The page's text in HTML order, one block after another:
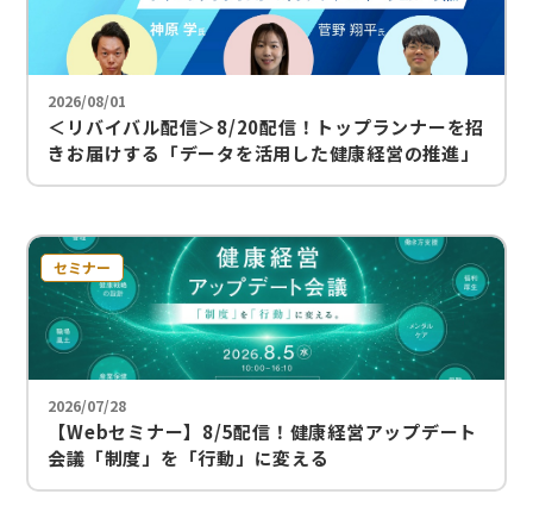
2026/08/01
＜リバイバル配信＞8/20配信！トップランナーを招
きお届けする「データを活用した健康経営の推進」
～戦略的な人的資本投資を実現するカフェテリアプ
セミナー
2026/07/28
【Webセミナー】8/5配信！健康経営アップデート
会議「制度」を「行動」に変える